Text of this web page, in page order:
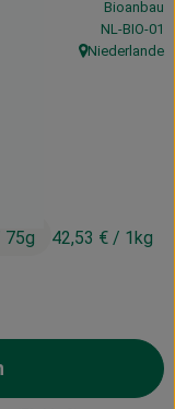
75g 42,53 € / 1kg
Bioanbau
,NL-BIO-01
, Herkunft:
Niederlande
Warenkorb